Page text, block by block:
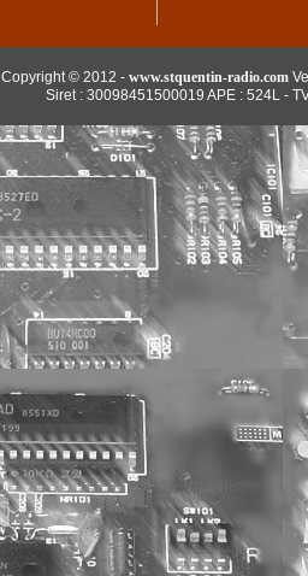
Copyright © 2012 - www.stquentin-radio.com
Siret : 30098451500019 APE : 524L -